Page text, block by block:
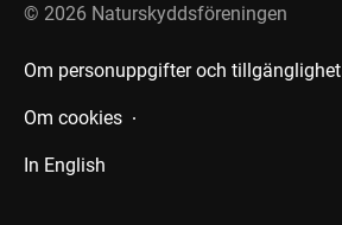
© 2026 Naturskyddsföreningen
Om personuppgifter och tillgänglighet
Om cookies
In English